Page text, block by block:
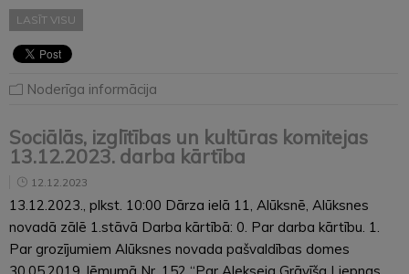
LASĪT VISU
Noderīga informācija
Sociālās, izglītības un kultūras komitejas
13.12.2023. darba kārtība
12.12.2023
13.12.2023., plkst. 10:00 Dārza ielā 11, Alūksnē, Alūksnes
novadā zālē 1.stāvā Darba kārtībā: 0. Par darba kārtību. 1.
Par grozījumiem Alūksnes novada pašvaldības domes
30.05.2019. lēmumā Nr. 152 “Par Alekseja Grāvīša Liepnas